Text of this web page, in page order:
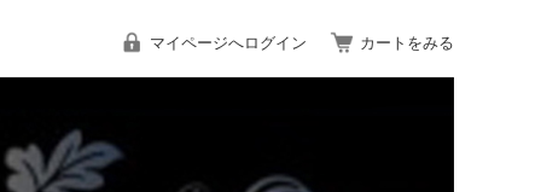
マイページへログイン カートをみる